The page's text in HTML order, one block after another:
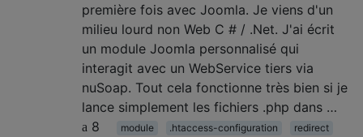
première fois avec Joomla. Je viens d'un
milieu lourd non Web C # / .Net. J'ai écrit
un module Joomla personnalisé qui
interagit avec un WebService tiers via
nuSoap. Tout cela fonctionne très bien si je
lance simplement les fichiers .php dans …
8
module .htaccess-configuration redirect